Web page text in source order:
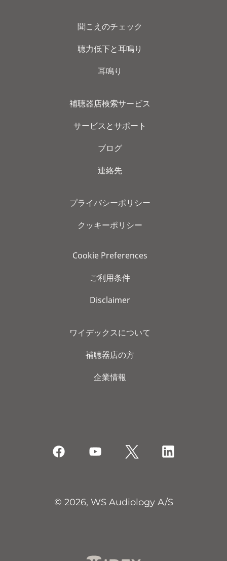
聞こえのチェック
聴力低下と耳鳴り
耳鳴り
補聴器店検索サービス
サービスとサポート
ブログ
連絡先
プライバシーポリシー
クッキーポリシー
Cookie Preferences
ご利用条件
Disclaimer
ワイデックスについて
補聴器店の方
企業情報
© 2026, WS Audiology A/S